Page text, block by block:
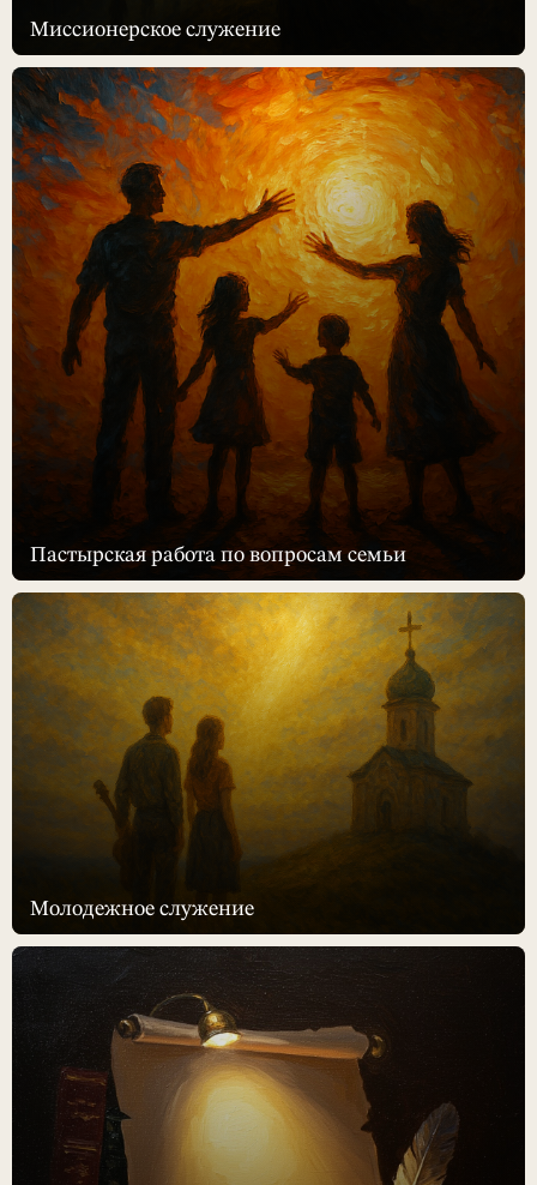
Миссионерское служение
Пастырская работа по вопросам семьи
Молодежное служение